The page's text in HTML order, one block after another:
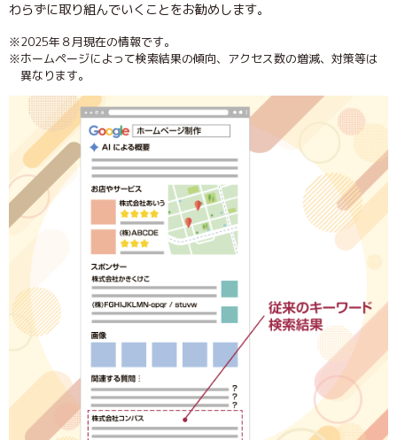
わらずに取り組んでいくことをお勧めします。
※2025年８月現在の情報です。
※ホームページによって検索結果の傾向、アクセス数の増減、対策等は
異なります。